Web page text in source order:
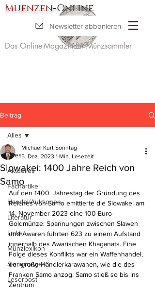
Muenzen-Online
Das Online-Magazin für Münzsammler
Newsletter abbonieren
Beitrag
Alles
Aktuelles
Fachartikel
Handel/Auktionen
Literatur
Links
Münzlexikon
Sammlungen
Leserpost
Alles
Slowakei: 1400 Jahre Reich von
Samo
Michael Kurt Sonntag
5. Dez. 2023 1 Min. Lesezeit
Auf den 1400. Jahrestag der Gründung des
Reiches von Samo emittierte die Slowakei am
14. November 2023 eine 100-Euro-
Goldmünze. Spannungen zwischen Slawen
und Awaren führten 623 zu einem Aufstand
innerhalb des Awarischen Khaganats. Eine
Folge dieses Konflikts war ein Waffenhandel,
der große Händlerkarawanen, wie die des
Franken Samo anzog. Samo stieß so bis ins
Zentrum